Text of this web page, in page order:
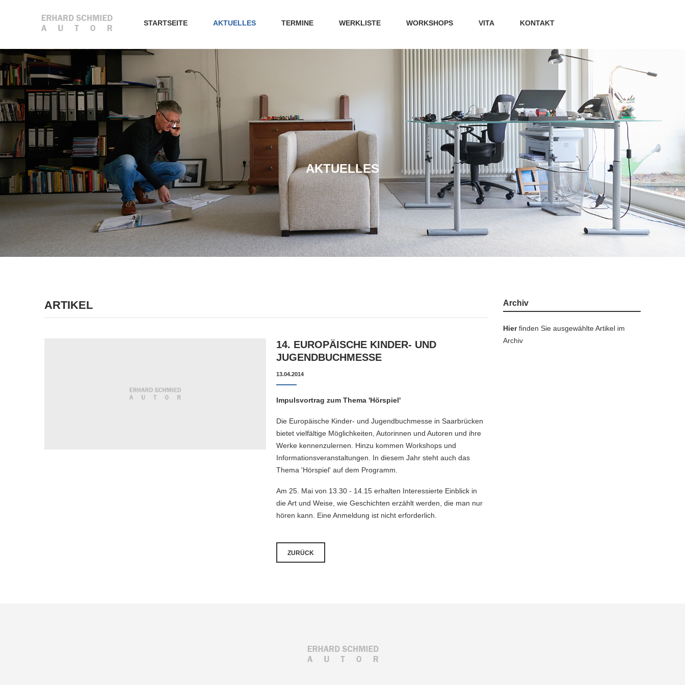
STARTSEITE AKTUELLES TERMINE WERKLISTE WORKSHOPS VITA KONTAKT
AKTUELLES
ARTIKEL
14. EUROPÄISCHE KINDER- UND
JUGENDBUCHMESSE
13.04.2014
Impulsvortrag zum Thema 'Hörspiel'
Die Europäische Kinder- und Jugendbuchmesse in Saarbrücken
bietet vielfältige Möglichkeiten, Autorinnen und Autoren und ihre
Werke kennenzulernen. Hinzu kommen Workshops und
Informationsveranstaltungen. In diesem Jahr steht auch das
Thema 'Hörspiel' auf dem Programm.
Am 25. Mai von 13.30 - 14.15 erhalten Interessierte Einblick in
die Art und Weise, wie Geschichten erzählt werden, die man nur
hören kann. Eine Anmeldung ist nicht erforderlich.
ZURÜCK
Archiv
Hierfinden Sie ausgewählte Artikel im
Archiv